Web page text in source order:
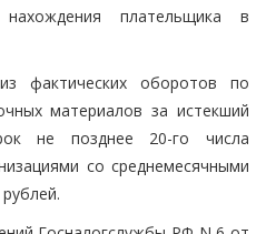
плательщика в
фактических оборотов по
материалов за истекший
не позднее 20-го числа
со среднемесячными